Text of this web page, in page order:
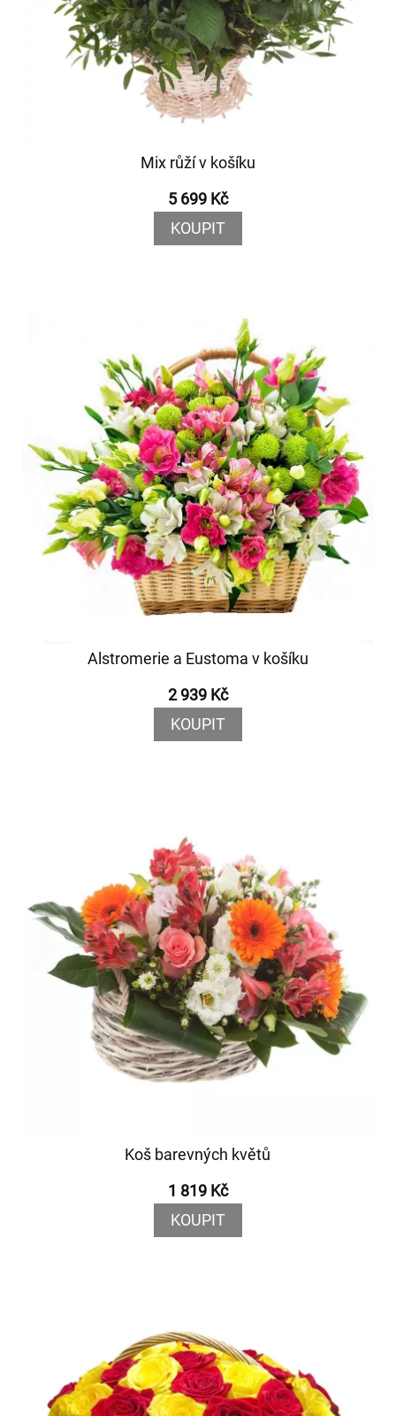
Mix růží v košíku
5 699 Kč
KOUPIT
Alstromerie a Eustoma v košíku
2 939 Kč
KOUPIT
Koš barevných květů
1 819 Kč
KOUPIT